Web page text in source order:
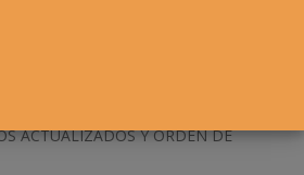
ACTUALIZADOS Y ORDEN DE